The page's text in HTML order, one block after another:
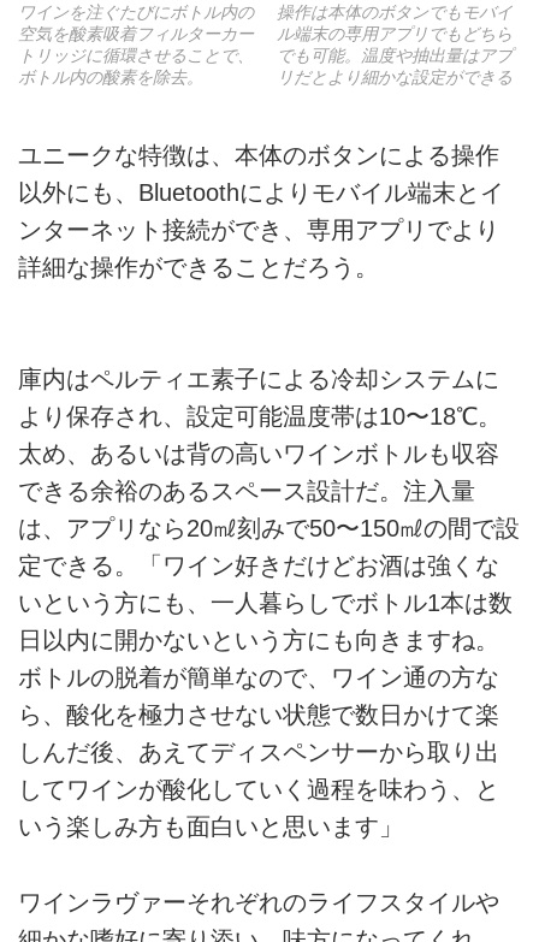
ワインを注ぐたびにボトル内の
空気を酸素吸着フィルターカー
トリッジに循環させることで、
ボトル内の酸素を除去。
操作は本体のボタンでもモバイ
ル端末の専用アプリでもどちら
でも可能。温度や抽出量はアプ
リだとより細かな設定ができる
ユニークな特徴は、本体のボタンによる操作
以外にも、Bluetoothによりモバイル端末とイ
ンターネット接続ができ、専用アプリでより
詳細な操作ができることだろう。
庫内はペルティエ素子による冷却システムに
より保存され、設定可能温度帯は10〜18℃。
太め、あるいは背の高いワインボトルも収容
できる余裕のあるスペース設計だ。注入量
は、アプリなら20㎖刻みで50〜150㎖の間で設
定できる。「ワイン好きだけどお酒は強くな
いという方にも、一人暮らしでボトル1本は数
日以内に開かないという方にも向きますね。
ボトルの脱着が簡単なので、ワイン通の方な
ら、酸化を極力させない状態で数日かけて楽
しんだ後、あえてディスペンサーから取り出
してワインが酸化していく過程を味わう、と
いう楽しみ方も面白いと思います」
ワインラヴァーそれぞれのライフスタイルや